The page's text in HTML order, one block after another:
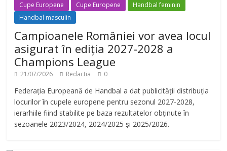
Cupe Europene Cupe Europene
Handbal feminin
Handbal masculin
Campioanele României vor avea locul
asigurat în ediția 2027-2028 a
Champions League
21/07/2026 Redactia 0
Federația Europeană de Handbal a dat publicității distribuția
locurilor în cupele europene pentru sezonul 2027-2028,
ierarhiile fiind stabilite pe baza rezultatelor obținute în
sezoanele 2023/2024, 2024/2025 și 2025/2026.